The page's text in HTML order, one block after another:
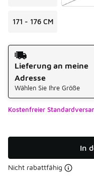
171 - 176 CM
Versandart
Lieferung an meine
Adresse
Wählen Sie Ihre Größe
Kostenfreier
In
Nicht rabattfähig